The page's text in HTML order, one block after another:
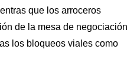
que los arroceros
de la mesa de negociación
los bloqueos viales como